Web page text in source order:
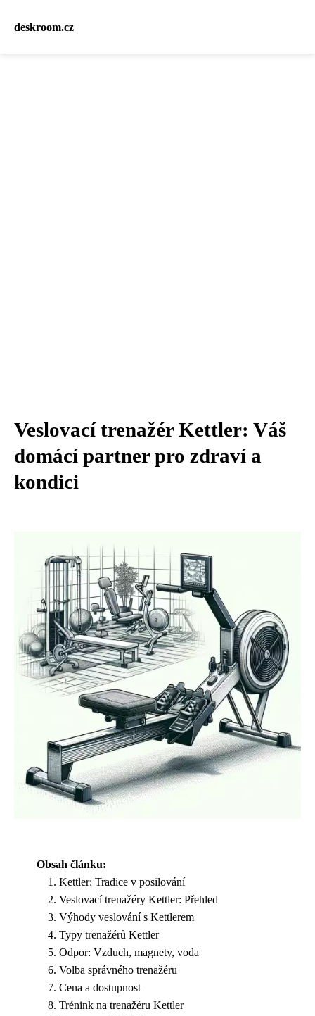
deskroom.cz
Veslovací trenažér Kettler: Váš
domácí partner pro zdraví a
kondici
Obsah článku:
Kettler: Tradice v posilování
Veslovací trenažéry Kettler: Přehled
Výhody veslování s Kettlerem
Typy trenažérů Kettler
Odpor: Vzduch, magnety, voda
Volba správného trenažéru
Cena a dostupnost
Trénink na trenažéru Kettler